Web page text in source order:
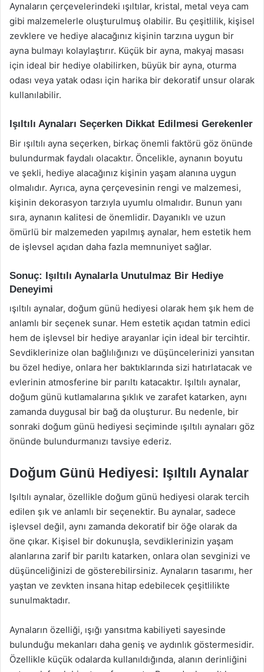
Aynaların çerçevelerindeki ışıltılar, kristal, metal veya cam
gibi malzemelerle oluşturulmuş olabilir. Bu çeşitlilik, kişisel
zevklere ve hediye alacağınız kişinin tarzına uygun bir
ayna bulmayı kolaylaştırır. Küçük bir ayna, makyaj masası
için ideal bir hediye olabilirken, büyük bir ayna, oturma
odası veya yatak odası için harika bir dekoratif unsur olarak
kullanılabilir.
Işıltılı Aynaları Seçerken Dikkat Edilmesi Gerekenler
Bir ışıltılı ayna seçerken, birkaç önemli faktörü göz önünde
bulundurmak faydalı olacaktır. Öncelikle, aynanın boyutu
ve şekli, hediye alacağınız kişinin yaşam alanına uygun
olmalıdır. Ayrıca, ayna çerçevesinin rengi ve malzemesi,
kişinin dekorasyon tarzıyla uyumlu olmalıdır. Bunun yanı
sıra, aynanın kalitesi de önemlidir. Dayanıklı ve uzun
ömürlü bir malzemeden yapılmış aynalar, hem estetik hem
de işlevsel açıdan daha fazla memnuniyet sağlar.
Sonuç: Işıltılı Aynalarla Unutulmaz Bir Hediye
Deneyimi
ışıltılı aynalar, doğum günü hediyesi olarak hem şık hem de
anlamlı bir seçenek sunar. Hem estetik açıdan tatmin edici
hem de işlevsel bir hediye arayanlar için ideal bir tercihtir.
Sevdiklerinize olan bağlılığınızı ve düşüncelerinizi yansıtan
bu özel hediye, onlara her baktıklarında sizi hatırlatacak ve
evlerinin atmosferine bir parıltı katacaktır. Işıltılı aynalar,
doğum günü kutlamalarına şıklık ve zarafet katarken, aynı
zamanda duygusal bir bağ da oluşturur. Bu nedenle, bir
sonraki doğum günü hediyesi seçiminde ışıltılı aynaları göz
önünde bulundurmanızı tavsiye ederiz.
Doğum Günü Hediyesi: Işıltılı Aynalar
Işıltılı aynalar, özellikle doğum günü hediyesi olarak tercih
edilen şık ve anlamlı bir seçenektir. Bu aynalar, sadece
işlevsel değil, aynı zamanda dekoratif bir öğe olarak da
öne çıkar. Kişisel bir dokunuşla, sevdiklerinizin yaşam
alanlarına zarif bir parıltı katarken, onlara olan sevginizi ve
düşünceliğinizi de gösterebilirsiniz. Aynaların tasarımı, her
yaştan ve zevkten insana hitap edebilecek çeşitlilikte
sunulmaktadır.
Aynaların özelliği, ışığı yansıtma kabiliyeti sayesinde
bulunduğu mekanları daha geniş ve aydınlık göstermesidir.
Özellikle küçük odalarda kullanıldığında, alanın derinliğini